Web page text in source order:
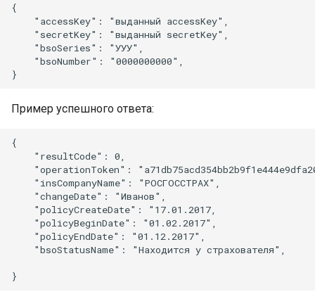
{
    "accessKey": "выданный accessKey",
    "secretKey": "выданный secretKey",
    "bsoSeries": "УУУ",
    "bsoNumber": "0000000000",
Пример успешного ответа:
{
    "resultCode": 0,
"operationToken":
    "insCompanyName": "РОСГОССТРАХ",
    "changeDate": "Иванов",
    "policyCreateDate": "17.01.2017,
    "policyBeginDate": "01.02.2017",
    "policyEndDate": "01.12.2017",
    "bsoStatusName": "Находится у страхователя",